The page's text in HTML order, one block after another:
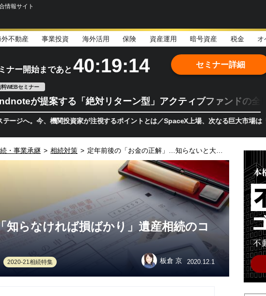
情報サイト
外不動産 事業投資 海外活用 保険 資産運用 暗号資産 税金 オ
ナー開始まであと 40:19:12
料WEBセミナー
が提案する「絶対リターン型」アクティブファンドの全貌
今、機関投資家が注視するポイントとは／SpaceX上場、次なる巨大市場は「宇宙!?
セミナー詳細
・事業承継 > 相続対策 >
らなければ損ばかり」遺産相続のコ
2020-21相続特集 板倉 京 2020.12.1